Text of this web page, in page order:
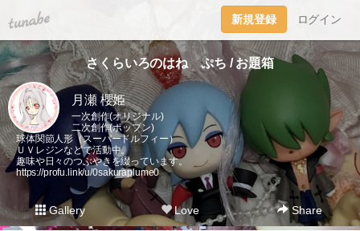
tuna.be 新規登録 ログイン
さくらいろのはね ぷち / お題箱
月瀬 櫻姫
一次創作(オリジナル)
二次創作(ポップン)
球体関節人形（スーパードルフィー）
ＵＶレジンなどで活動中。
趣味や日々のつぶやきを綴っています。
https://profu.link/u/0sakuraplume0
Gallery Love Share